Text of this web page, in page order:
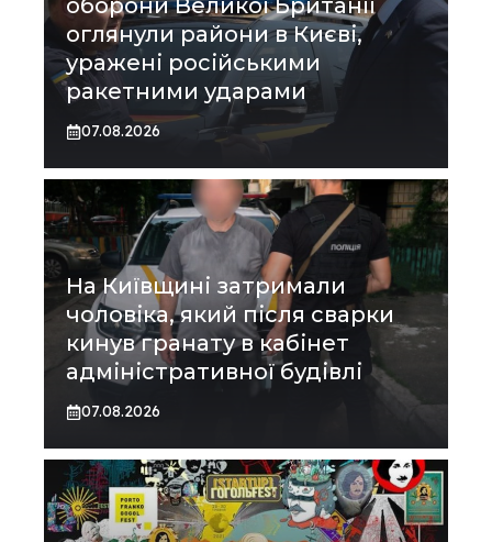
оборони Великої Британії
оглянули райони в Києві,
уражені російськими
ракетними ударами
07.08.2026
На Київщині затримали
чоловіка, який після сварки
кинув гранату в кабінет
адміністративної будівлі
07.08.2026